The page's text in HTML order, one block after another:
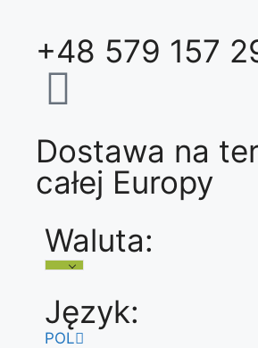
+48 579 157
Dostawa na
całej Europy
Waluta:
Język:
POL